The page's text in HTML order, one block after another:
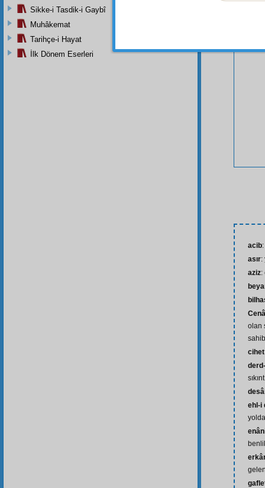
acib
asır:
aziz:
olan
cihet
ehl-i
Sikke-i Tasdik-i Gaybî
Muhâkemat
Tarihçe-i Hayat
İlk Dönem Eserleri